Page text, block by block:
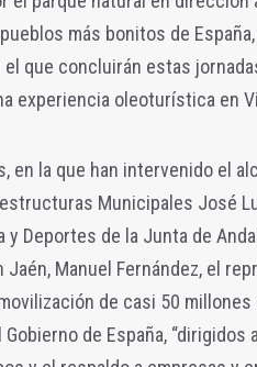
más bonitos de
que concluirán estas
experiencia oleoturística en
en la que han intervenido el
Municipales José
Deportes de la Junta de
Manuel Fernández, el
de casi 50
de España, “dirigidos